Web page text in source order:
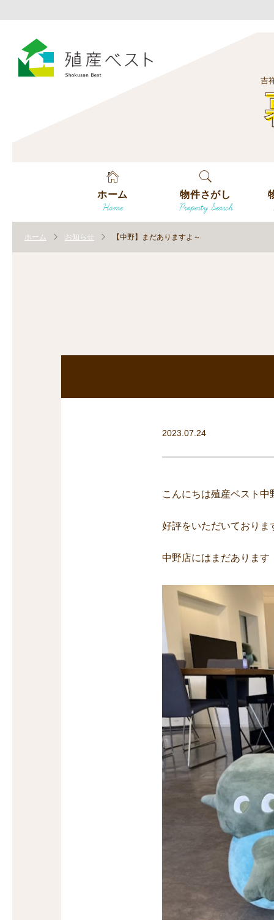
吉
ホーム
Home
物件さがし
Property Search
ホーム お知らせ 【中野】まだありますよ～
2023.07.24
こんにちは殖産ベスト中
好評をいただいておりま
中野店にはまだあります